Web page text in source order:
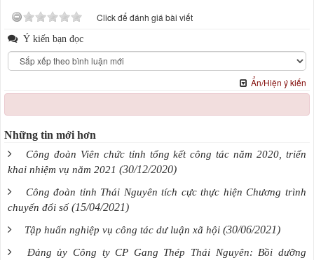
Click để đánh giá bài viết
Ý kiến bạn đọc
Ẩn/Hiện ý kiến
Những tin mới hơn
Công đoàn Viên chức tỉnh tổng kết công tác năm 2020, triển
khai nhiệm vụ năm 2021 (30/12/2020)
Công đoàn tỉnh Thái Nguyên tích cực thực hiện Chương trình
chuyển đổi số (15/04/2021)
Tập huấn nghiệp vụ công tác dư luận xã hội (30/06/2021)
Đảng ủy Công ty CP Gang Thép Thái Nguyên: Bồi dưỡng